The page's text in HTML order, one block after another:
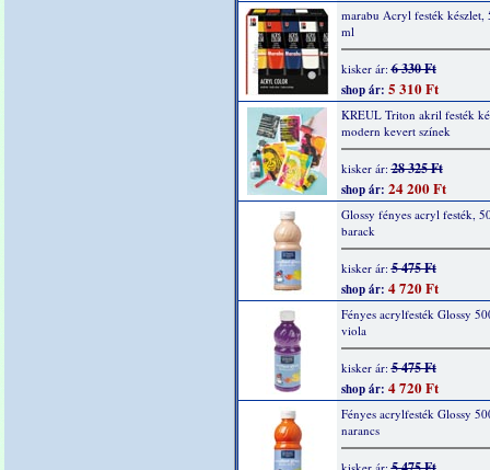
marabu Acryl festék készlet,
ml
kisker ár:6 330 Ft
shop ár: 5 310 Ft
KREUL Triton akril festék
modern kevert színek
kisker ár:28 325 Ft
shop ár: 24 200 Ft
Glossy fényes acryl festék,
barack
kisker ár:5 475 Ft
shop ár: 4 720 Ft
Fényes acrylfesték Glossy
viola
kisker ár:5 475 Ft
shop ár: 4 720 Ft
Fényes acrylfesték Glossy
narancs